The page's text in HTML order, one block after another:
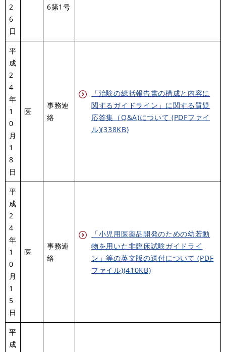
2
6
日
6第1号
平
成
2
4
年
1
0
月
1
8
日
医
事務連
絡
「治験の総括報告書の構成と内容に
関するガイドライン」に関する質疑
応答集（Q&A)について (PDFファイ
ル)(338KB)
平
成
2
4
年
1
0
月
1
5
日
医
事務連
絡
「小児用医薬品開発のための幼若動
物を用いた非臨床試験ガイドライ
ン」等の英文版の送付について (PDF
ファイル)(410KB)
平
成